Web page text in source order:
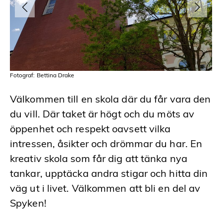
Fotograf: Bettina Drake
Välkommen till en skola där du får vara den
du vill. Där taket är högt och du möts av
öppenhet och respekt oavsett vilka
intressen, åsikter och drömmar du har. En
kreativ skola som får dig att tänka nya
tankar, upptäcka andra stigar och hitta din
väg ut i livet. Välkommen att bli en del av
Spyken!